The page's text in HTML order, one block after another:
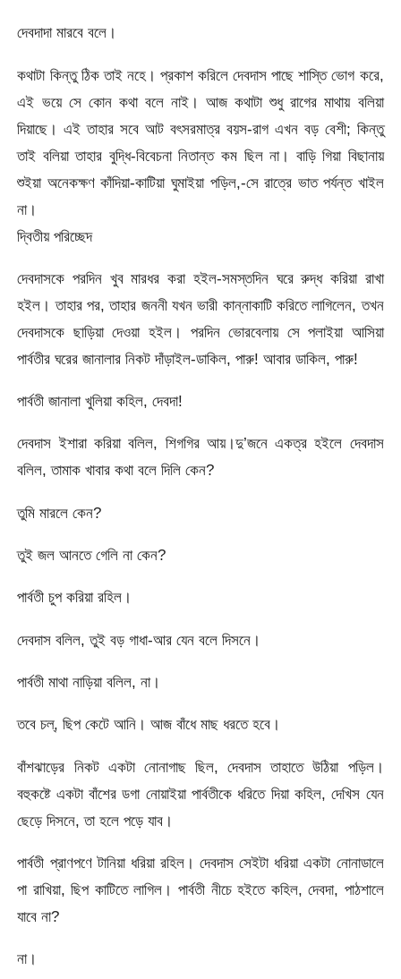
দেবদাদা মারবে বলে।
কথাটা কিন্তু ঠিক তাই নহে। প্রকাশ করিলে দেবদাস পাছে শাস্তি ভোগ করে,
এই ভয়ে সে কোন কথা বলে নাই। আজ কথাটা শুধু রাগের মাথায় বলিয়া
দিয়াছে। এই তাহার সবে আট বৎসরমাত্র বয়স-রাগ এখন বড় বেশী; কিন্তু
তাই বলিয়া তাহার বুদ্ধি-বিবেচনা নিতান্ত কম ছিল না। বাড়ি গিয়া বিছানায়
শুইয়া অনেকক্ষণ কাঁদিয়া-কাটিয়া ঘুমাইয়া পড়িল,-সে রাত্রে ভাত পর্যন্ত খাইল
না।
দ্বিতীয় পরিচ্ছেদ
দেবদাসকে পরদিন খুব মারধর করা হইল-সমস্তদিন ঘরে রুদ্ধ করিয়া রাখা
হইল। তাহার পর, তাহার জননী যখন ভারী কান্নাকাটি করিতে লাগিলেন, তখন
দেবদাসকে ছাড়িয়া দেওয়া হইল। পরদিন ভোরবেলায় সে পলাইয়া আসিয়া
পার্বতীর ঘরের জানালার নিকট দাঁড়াইল-ডাকিল, পারু! আবার ডাকিল, পারু!
পার্বতী জানালা খুলিয়া কহিল, দেবদা!
দেবদাস ইশারা করিয়া বলিল, শিগগির আয়।দু’জনে একত্র হইলে দেবদাস
বলিল, তামাক খাবার কথা বলে দিলি কেন?
তুমি মারলে কেন?
তুই জল আনতে গেলি না কেন?
পার্বতী চুপ করিয়া রহিল।
দেবদাস বলিল, তুই বড় গাধা-আর যেন বলে দিসনে।
পার্বতী মাথা নাড়িয়া বলিল, না।
তবে চল্, ছিপ কেটে আনি। আজ বাঁধে মাছ ধরতে হবে।
বাঁশঝাড়ের নিকট একটা নোনাগাছ ছিল, দেবদাস তাহাতে উঠিয়া পড়িল।
বহুকষ্টে একটা বাঁশের ডগা নোয়াইয়া পার্বতীকে ধরিতে দিয়া কহিল, দেখিস যেন
ছেড়ে দিসনে, তা হলে পড়ে যাব।
পার্বতী প্রাণপণে টানিয়া ধরিয়া রহিল। দেবদাস সেইটা ধরিয়া একটা নোনাডালে
পা রাখিয়া, ছিপ কাটিতে লাগিল। পার্বতী নীচে হইতে কহিল, দেবদা, পাঠশালে
যাবে না?
না।